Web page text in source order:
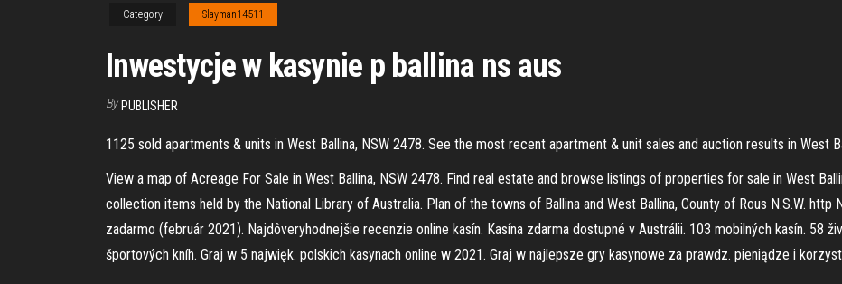
Category Slayman14511
Inwestycje w kasynie p ballina ns aus
By PUBLISHER
1125 sold apartments & units in West Ballina, NSW 2478. See the most recent apartment & unit sales and auction results in West
View a map of Acreage For Sale in West Ballina, NSW 2478. Find real estate and browse listings of properties for sale in West
collection items held by the National Library of Australia. Plan of the towns of Ballina and West Ballina, County of Rous N.S.W. http
zadarmo (február 2021). Najdôveryhodnejšie recenzie online kasín. Kasína zdarma dostupné v Austrálii. 103 mobilných kasín. 58
športových kníh. Graj w 5 najwięk. polskich kasynach online w 2021. Graj w najlepsze gry kasynowe za prawdz. pieniądze i